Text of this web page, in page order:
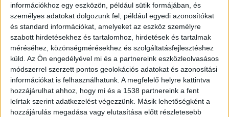
információkhoz egy eszközön, például sütik formájában, és
személyes adatokat dolgozunk fel, például egyedi azonosítókat
és standard információkat, amelyeket az eszköz személyre
szabott hirdetésekhez és tartalomhoz, hirdetések és tartalmak
méréséhez, közönségmérésekhez és szolgáltatásfejlesztéshez
küld. Az Ön engedélyével mi és a partnereink eszközleolvasásos
módszerrel szerzett pontos geolokációs adatokat és azonosítási
információkat is felhasználhatunk. A megfelelő helyre kattintva
hozzájárulhat ahhoz, hogy mi és a 1538 partnereink a fent
leírtak szerint adatkezelést végezzünk. Másik lehetőségként a
hozzájárulás megadása vagy elutasítása előtt részletesebb
16 éves korában szült
Anita az általános iskola után ment feleségül
Jenő édesapjához. Mindössze 16 éves volt, amikor
megszületett a fia. Most azt mondja, rossz
döntést hozott, férje mellett egy szenvedés volt
az élete. De nemcsak ő, gyermekei is szenvedtek.
A BudapestKörnyéke.hu legfrissebb híreit ide